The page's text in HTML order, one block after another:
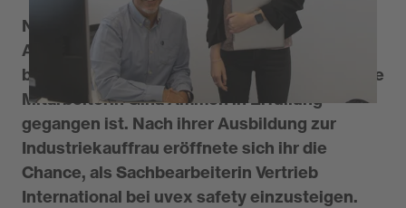
Nach der Ausbildung ein Jobangebot von der
Abteilung bekommen, in der es einem am
besten gefallen hat? Ein Traum, der für unsere
Mitarbeiterin Gina Ammon in Erfüllung
gegangen ist. Nach ihrer Ausbildung zur
Industriekauffrau eröffnete sich ihr die
Chance, als Sachbearbeiterin Vertrieb
International bei uvex safety einzusteigen.